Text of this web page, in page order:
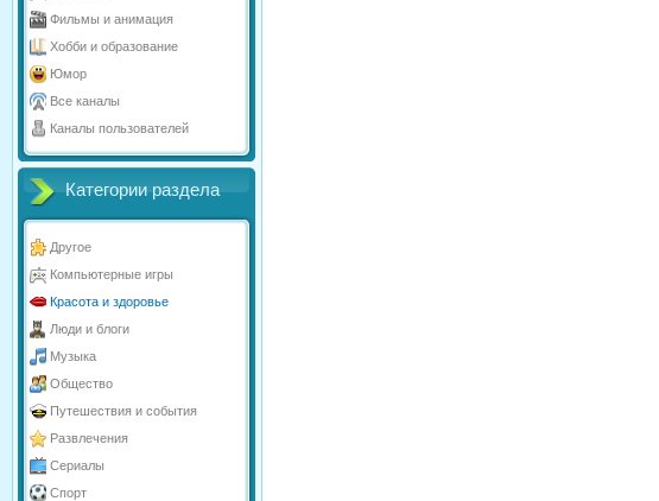
Фильмы и анимация
Хобби и образование
Юмор
Все каналы
Каналы пользователей
Категории раздела
Другое
Компьютерные игры
Красота и здоровье
Люди и блоги
Музыка
Общество
Путешествия и события
Развлечения
Сериалы
Спорт